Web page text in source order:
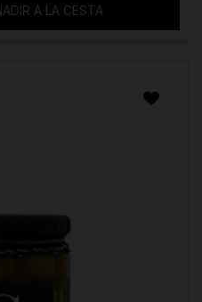
A LA CESTA